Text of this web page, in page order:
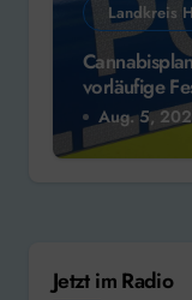
Landkreis
vorläufige
Aug. 5,
Jetzt im Radio